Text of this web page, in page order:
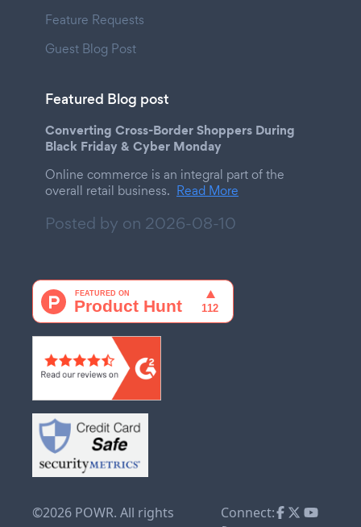
Feature Requests
Guest Blog Post
Featured Blog post
Converting Cross-Border Shoppers During
Black Friday & Cyber Monday
Online commerce is an integral part of the
overall retail business. Read More
Posted by on 2026-08-10
©2026 POWR. All rights
Connect: